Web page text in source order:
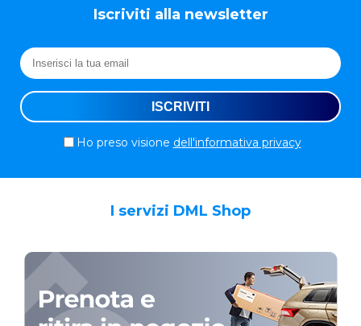
Iscriviti alla newsletter
Ho preso visione dell'informativa privacy
I servizi DML Shop